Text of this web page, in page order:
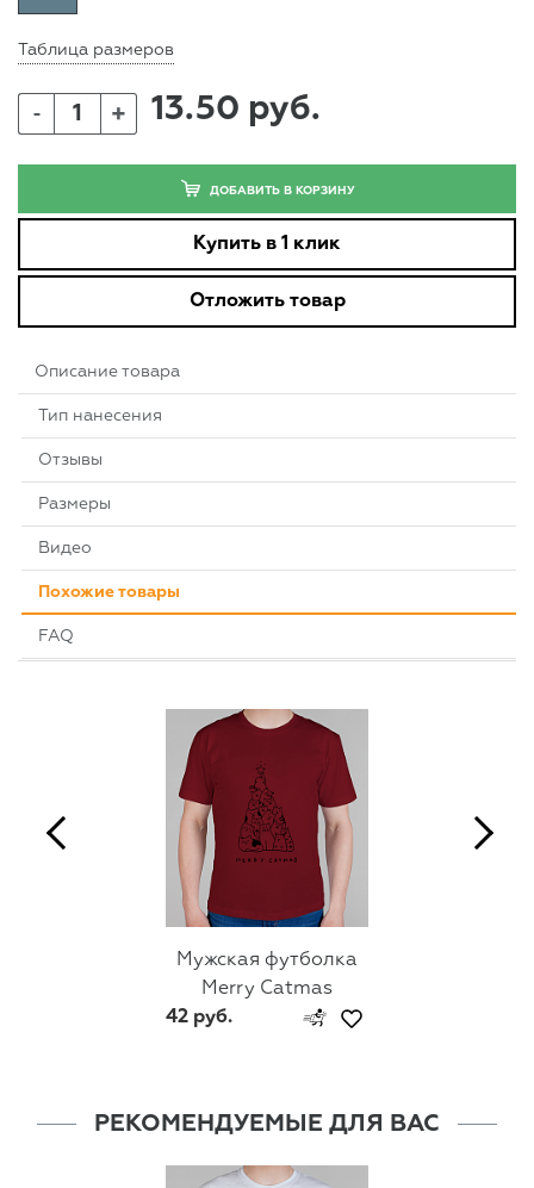
Таблица размеров
- + 13.50 руб.
ДОБАВИТЬ В КОРЗИНУ
Купить в 1 клик
Отложить товар
Описание товара
Тип нанесения
Отзывы
Размеры
Видео
Похожие товары
FAQ
Мужская футболка
Merry Catmas
42 руб.
РЕКОМЕНДУЕМЫЕ ДЛЯ ВАС